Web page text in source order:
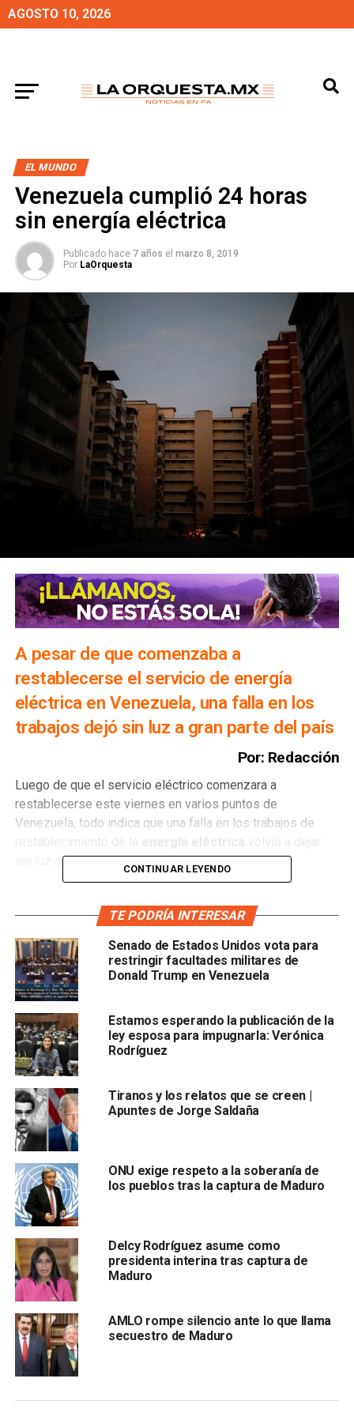
AGOSTO 10, 2026
EL MUNDO
Venezuela cumplió 24 horas
sin energía eléctrica
Publicado hace 7 años el marzo 8, 2019
Por LaOrquesta
A pesar de que comenzaba a
restablecerse el servicio de energía
eléctrica en Venezuela, una falla en los
trabajos dejó sin luz a gran parte del país
Por: Redacción
Luego de que el servicio eléctrico comenzara a
restablecerse este viernes en varios puntos de
Venezuela, todo indica que una falla en los trabajos de
sin luz a dicho país.
eléctrica generalizada que afecta a todo el territorio. Este
del país sudamericano.
Mientras tanto, el gobierno atribuye a una
eléctrica”liderada por Estados Unidos.
Poco después de las 16.30 hora local (20.30 GMT) de ayer
jueves se fue la luz en al menos 14 de los 23 estados del
país y el Distrito Capital y dejó a los afectados con
dificultades para acceder a las redes telefónicas y a
internet.
El Gobierno de
la suspensión de las actividades escolares y laborales,
también había asegurado ayer que esta falla sería
solventada en unas tres horas, un lapso que ya ha sido
más que superado.
Las pocasbombas de gasolina
CONTINUAR LEYENDO
TE PODRÍA INTERESAR
Senado de Estados Unidos vota para
restringir facultades militares de
Donald Trump en Venezuela
Estamos esperando la publicación de la
ley esposa para impugnarla: Verónica
Rodríguez
Tiranos y los relatos que se creen |
Apuntes de Jorge Saldaña
ONU exige respeto a la soberanía de
los pueblos tras la captura de Maduro
Delcy Rodríguez asume como
presidenta interina tras captura de
Maduro
AMLO rompe silencio ante lo que llama
secuestro de Maduro